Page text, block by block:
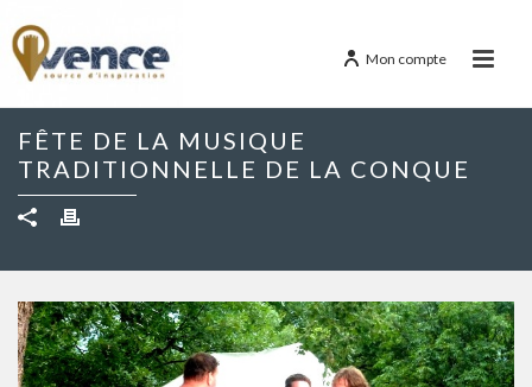
Mon compte
FÊTE DE LA MUSIQUE
TRADITIONNELLE DE LA CONQUE